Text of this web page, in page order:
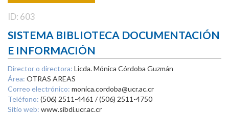
ID: 603
SISTEMA BIBLIOTECA DOCUMENTACIÓN
E INFORMACIÓN
Director o directora: Licda. Mónica Córdoba Guzmán
Área: OTRAS AREAS
Correo electrónico: monica.cordoba@ucr.ac.cr
Teléfono: (506) 2511-4461 / (506) 2511-4750
Sitio web: www.sibdi.ucr.ac.cr